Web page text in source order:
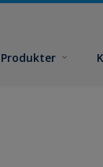
Produkter